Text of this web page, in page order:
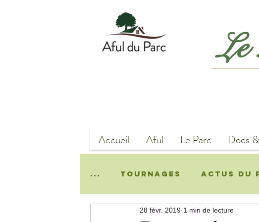
Le
Accueil Aful Le Parc Docs
... Tournages Actus du
28 févr. 2019 1 min de lecture